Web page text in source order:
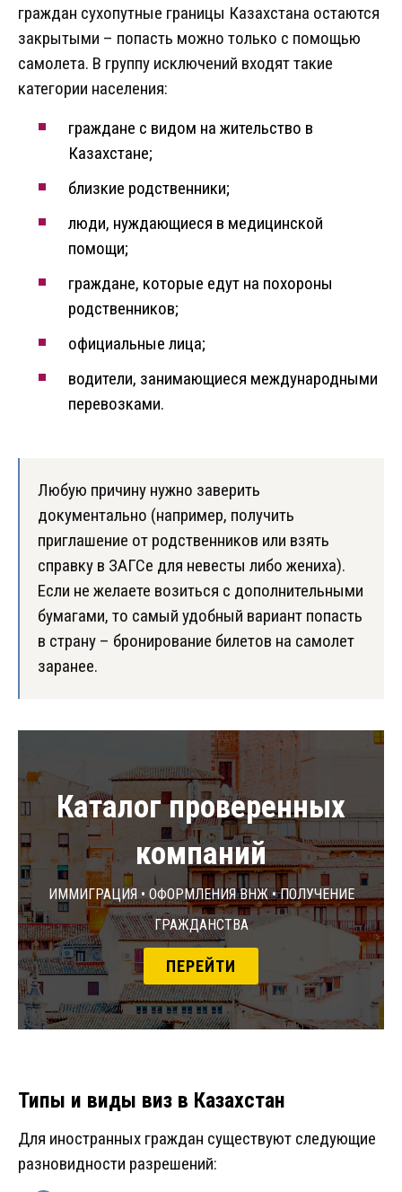
граждан сухопутные границы Казахстана остаются
закрытыми – попасть можно только с помощью
самолета. В группу исключений входят такие
категории населения:
граждане с видом на жительство в
Казахстане;
близкие родственники;
люди, нуждающиеся в медицинской
помощи;
граждане, которые едут на похороны
родственников;
официальные лица;
водители, занимающиеся международными
перевозками.
Любую причину нужно заверить
документально (например, получить
приглашение от родственников или взять
справку в ЗАГСе для невесты либо жениха).
Если не желаете возиться с дополнительными
бумагами, то самый удобный вариант попасть
в страну – бронирование билетов на самолет
заранее.
Каталог проверенных
компаний
Иммиграция • Оформления ВНЖ • Получение
гражданства
ПЕРЕЙТИ
Типы и виды виз в Казахстан
Для иностранных граждан существуют следующие
разновидности разрешений: